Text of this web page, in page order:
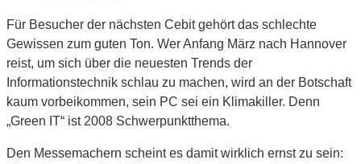
Für Besucher der nächsten Cebit gehört das schlechte
Gewissen zum guten Ton. Wer Anfang März nach Hannover
reist, um sich über die neuesten Trends der
Informationstechnik schlau zu machen, wird an der Botschaft
kaum vorbeikommen, sein PC sei ein Klimakiller. Denn
„Green IT“ ist 2008 Schwerpunktthema.
Den Messemachern scheint es damit wirklich ernst zu sein: